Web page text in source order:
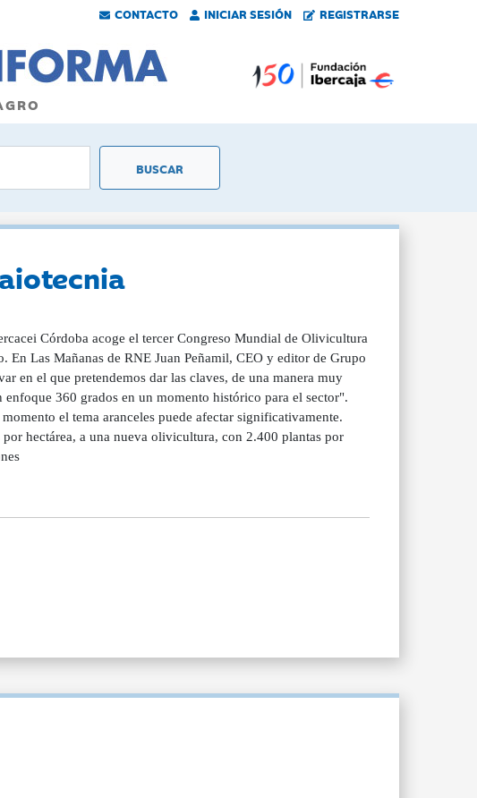
CONTACTO INICIAR SESIÓN REGISTRARSE
Córdoba acoge el tercer Congreso Mundial de Olivicultura
Las Mañanas de RNE Juan Peñamil, CEO y editor de Grupo
en el que pretendemos dar las claves, de una manera muy
360 grados en un momento histórico para el sector".
el tema aranceles puede afectar significativamente.
hectárea, a una nueva olivicultura, con 2.400 plantas por